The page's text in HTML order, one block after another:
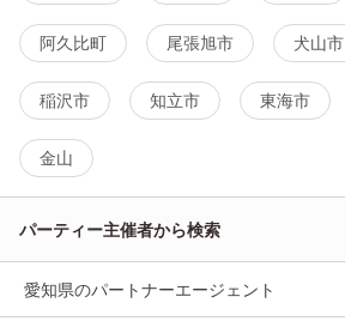
阿久比町 尾張旭市 犬山市
稲沢市 知立市 東海市
金山
パーティー主催者から検索
愛知県のパートナーエージェント